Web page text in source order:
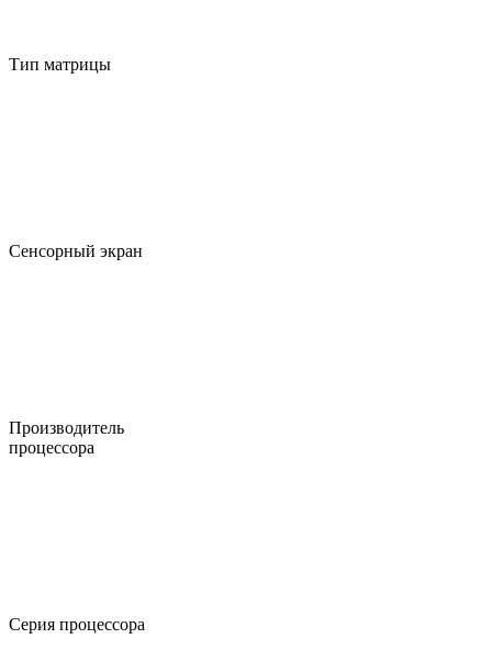
Тип матрицы
Сенсорный экран
Производитель
процессора
Серия процессора